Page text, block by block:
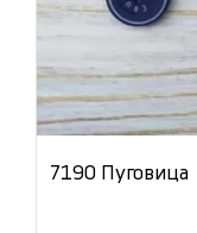
7190 Пуговица